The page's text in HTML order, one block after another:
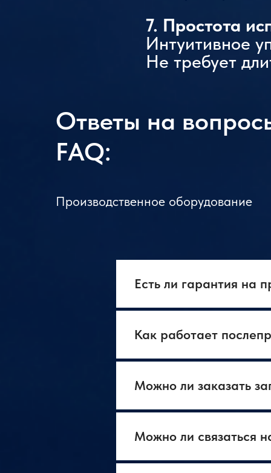
7. Простота
Интуитивное
Не требует
Ответы на
FAQ:
Производственное оборудование
Есть ли гарантия на
Как работает
Можно ли заказать
Можно ли связаться